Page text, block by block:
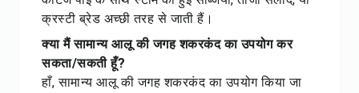
क्रस्टी ब्रेड अच्छी तरह से जाती हैं।
क्या मैं सामान्य आलू की जगह शकरकंद का उपयोग कर
सकता/सकती हूँ?
हाँ, सामान्य आलू की जगह शकरकंद का उपयोग किया जा